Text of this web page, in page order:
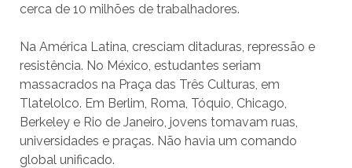
cerca de 10 milhões de trabalhadores.
Na América Latina, cresciam ditaduras, repressão e
resistência. No México, estudantes seriam
massacrados na Praça das Três Culturas, em
Tlatelolco. Em Berlim, Roma, Tóquio, Chicago,
Berkeley e Rio de Janeiro, jovens tomavam ruas,
universidades e praças. Não havia um comando
global unificado.